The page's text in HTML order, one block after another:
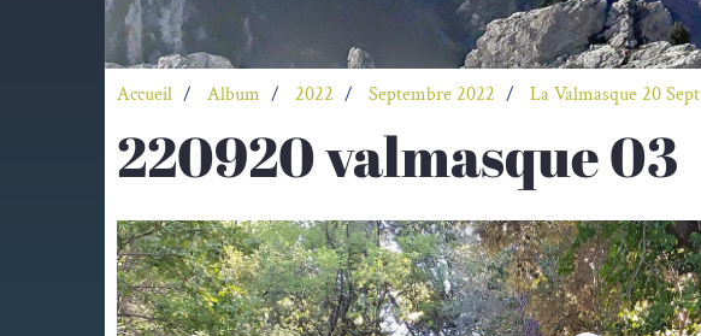
Accueil Album 2022 Septembre 2022 La Valmasque 20 Sept
220920 valmasque 03